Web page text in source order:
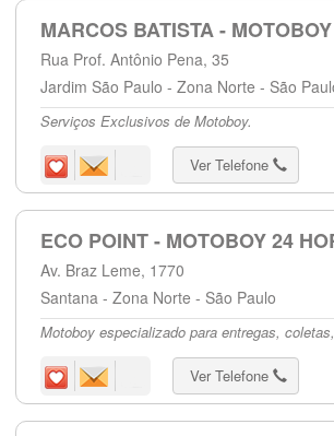
MARCOS BATISTA - MOTOBOY
Rua Prof. Antônio Pena, 35
Jardim São Paulo - Zona Norte - São
Serviços Exclusivos de Motoboy.
Ver Telefone
ECO POINT - MOTOBOY 24
Av. Braz Leme, 1770
Santana - Zona Norte - São Paulo
Motoboy especializado para entregas,
Ver Telefone